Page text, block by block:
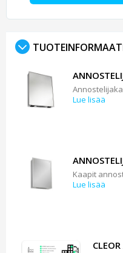
Lue lisää
Kaapit
Lue lisää